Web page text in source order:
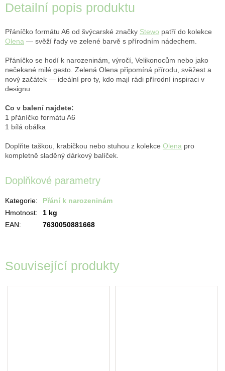
Související produkty
Detailní popis produktu
Přáníčko formátu A6 od švýcarské značky Stewo patří do kolekce
Olena — svěží řady ve zelené barvě s přírodním nádechem.
Přáníčko se hodí k narozeninám, výročí, Velikonocům nebo jako
nečekané milé gesto. Zelená Olena připomíná přírodu, svěžest a
nový začátek — ideální pro ty, kdo mají rádi přírodní inspiraci v
designu.
Co v balení najdete:
1 přáníčko formátu A6
1 bílá obálka
Doplňte taškou, krabičkou nebo stuhou z kolekce Olena pro
kompletně sladěný dárkový balíček.
Doplňkové parametry
Kategorie:
Přání k narozeninám
Hmotnost:
1 kg
EAN: 7630050881668